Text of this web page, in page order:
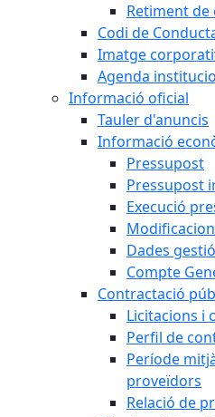
Retiment de
Codi de
Imatge
Agenda
Informació oficial
Tauler d'anuncis
Informació
Pressupost
Pressupost
Execució
Dades
Compte
Contractació
Licitacions i
Perfil de
Període
proveïdors
Relació de